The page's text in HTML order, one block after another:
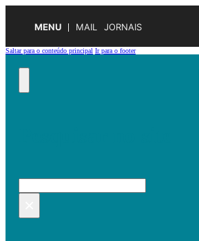
MENU MAIL JORNAIS
Saltar para o conteúdo principal Ir para o footer
Pesquisar